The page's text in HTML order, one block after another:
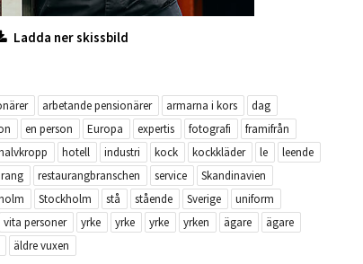
Ladda ner skissbild
arbetande pensionärer armarna i kors
dag
en person Europa expertis fotografi
framifrån
hotell industri kock kockkläder le
leende
restaurangbranschen service
Skandinavien
Stockholm stå stående Sverige
uniform
vita personer yrke yrke yrke yrken ägare
ägare
äldre vuxen